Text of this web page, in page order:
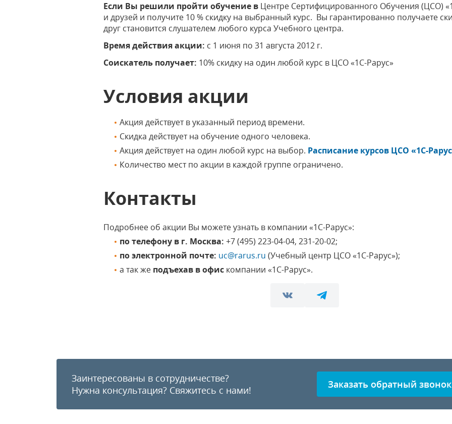
Если Вы решили пройти обучение в Центре Сертифицированного Обучения (ЦСО)
и друзей и получите 10 % скидку на выбранный курс. Вы гарантированно получаете
друг становится слушателем любого курса Учебного центра.
Время действия акции: с 1 июня по 31 августа 2012 г.
Соискатель получает: 10% скидку на один любой курс в ЦСО «1С-Рарус»
Условия акции
Акция действует в указанный период времени.
Скидка действует на обучение одного человека.
Акция действует на один любой курс на выбор. Расписание курсов ЦСО «1С-
Количество мест по акции в каждой группе ограничено.
Контакты
Подробнее об акции Вы можете узнать в компании «1С-Рарус»:
по телефону в г. Москва: +7 (495) 223-04-04, 231-20-02;
по электронной почте: uc@rarus.ru (Учебный центр ЦСО «1С-Рарус»);
а так же подъехав в офис компании «1С-Рарус».
Заинтересованы в сотрудничестве?
Нужна консультация? Свяжитесь с нами! Заказать обратный звонок